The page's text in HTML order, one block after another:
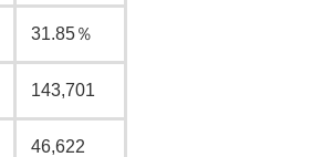
31.85％
143,701
46,622